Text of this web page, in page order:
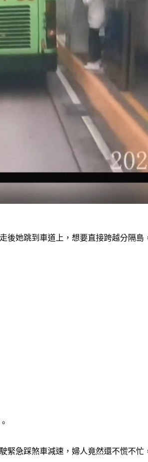
她跳到車道上，想要直接跨越分隔
緊急踩煞車減速，婦人竟然還不慌不忙